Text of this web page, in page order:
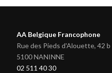
AA Belgique Francophone
Rue des Pieds d'Alouette, 42 b
5100 NANINNE
02 511 40 30